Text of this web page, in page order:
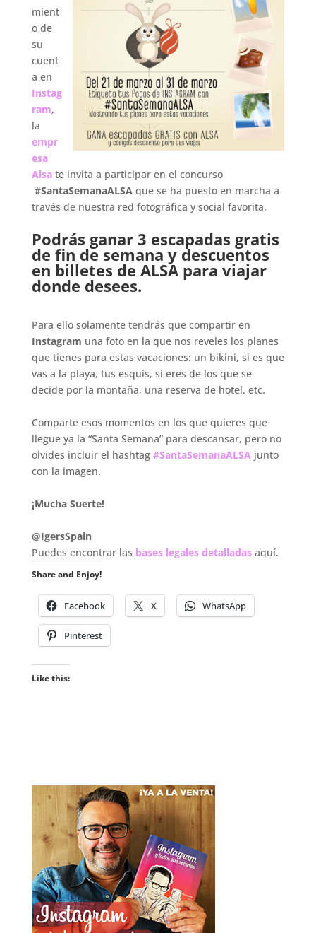
mient
o de
su
cuent
a en
Instag
ram,
la
empr
esa
Alsa te invita a participar en el concurso
#SantaSemanaALSAque se ha puesto en marcha a
través de nuestra red fotográfica y social favorita.
Podrás ganar 3 escapadas gratis
de fin de semana y descuentos
en billetes de ALSA para viajar
donde desees.
Para ello solamente tendrás que compartir en
Instagram una foto en la que nos reveles los planes
que tienes para estas vacaciones: un bikini, si es que
vas a la playa, tus esquís, si eres de los que se
decide por la montaña, una reserva de hotel, etc.
Comparte esos momentos en los que quieres que
llegue ya la “Santa Semana” para descansar, pero no
olvides incluir el hashtag #SantaSemanaALSAjunto
con la imagen.
¡Mucha Suerte!
@IgersSpain
Puedes encontrar las bases legales detalladas aquí.
Share and Enjoy!
Facebook X WhatsApp
Pinterest
Like this: